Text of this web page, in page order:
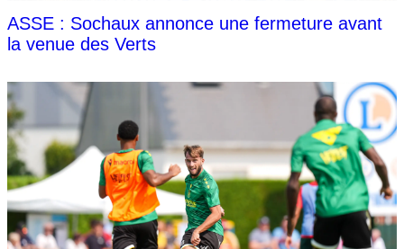
ASSE : Sochaux annonce une fermeture avant
la venue des Verts